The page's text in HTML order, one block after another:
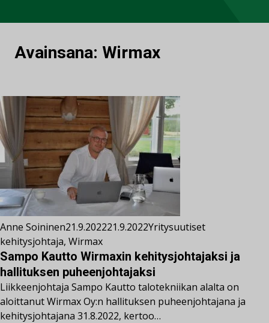
Avainsana: Wirmax
Anne Soininen21.9.202221.9.2022Yritysuutiset
kehitysjohtaja, Wirmax
Sampo Kautto Wirmaxin kehitysjohtajaksi ja
hallituksen puheenjohtajaksi
Liikkeenjohtaja Sampo Kautto talotekniikan alalta on
aloittanut Wirmax Oy:n hallituksen puheenjohtajana ja
kehitysjohtajana 31.8.2022, kertoo…